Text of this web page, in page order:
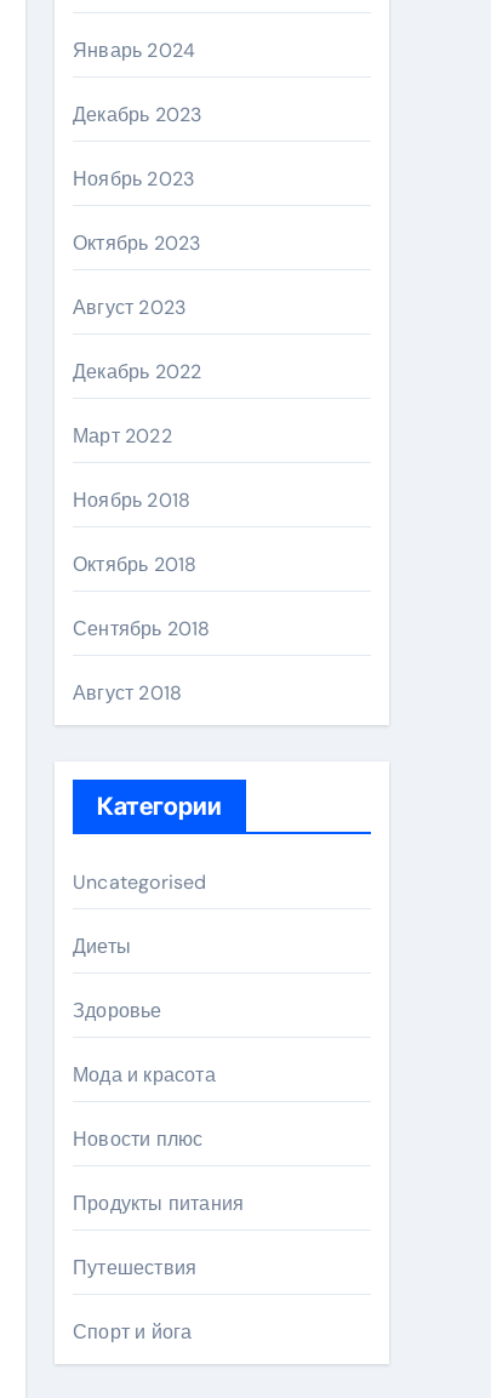
Январь 2024
Декабрь 2023
Ноябрь 2023
Октябрь 2023
Август 2023
Декабрь 2022
Март 2022
Ноябрь 2018
Октябрь 2018
Сентябрь 2018
Август 2018
Категории
Uncategorised
Диеты
Здоровье
Мода и красота
Новости плюс
Продукты питания
Путешествия
Спорт и йога